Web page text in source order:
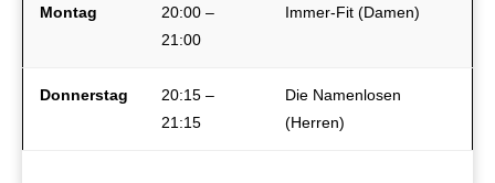
Montag
20:00 –
21:00
Immer-Fit (Damen)
Donnerstag
20:15 –
21:15
Die Namenlosen
(Herren)